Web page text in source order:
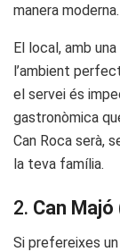
manera moderna.
El local, amb
l’ambient
el servei és
gastronòmica
Can Roca serà,
la teva família.
2. Can
Si prefereixes